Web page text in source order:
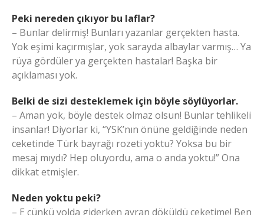
Peki nereden çıkıyor bu laflar?
– Bunlar delirmiş! Bunları yazanlar gerçekten hasta.
Yok eşimi kaçırmışlar, yok sarayda albaylar varmış… Ya
rüya gördüler ya gerçekten hastalar! Başka bir
açıklaması yok.
Belki de sizi desteklemek için böyle söylüyorlar.
– Aman yok, böyle destek olmaz olsun! Bunlar tehlikeli
insanlar! Diyorlar ki, “YSK’nın önüne geldiğinde neden
ceketinde Türk bayrağı rozeti yoktu? Yoksa bu bir
mesaj mıydı? Hep oluyordu, ama o anda yoktu!” Ona
dikkat etmişler.
Neden yoktu peki?
– E çünkü yolda giderken ayran döküldü ceketime! Ben